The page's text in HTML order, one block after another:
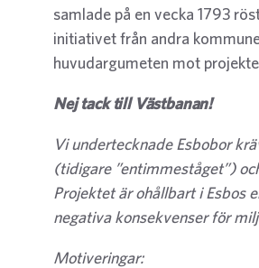
samlade på en vecka 1793
initiativet från andra
huvudargumeten mot
Nej tack till Västbanan!
Vi undertecknade Esbobor
(tidigare ”entimmeståget”)
Projektet är ohållbart i Esbos
negativa konsekvenser för
Motiveringar: